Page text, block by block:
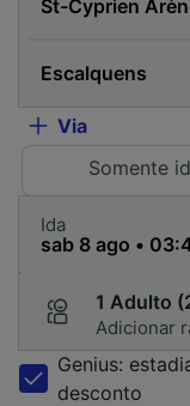
Via
Somente
Ida
1 Adulto
Adicionar
Genius:
desconto